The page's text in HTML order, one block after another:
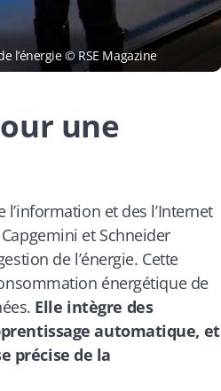
l’énergie © RSE Magazine
une
et des l’Internet
et Schneider
de l’énergie. Cette
énergétique de
Elle intègre des
automatique, et
précise de la